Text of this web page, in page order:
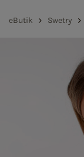
eButik Swetry